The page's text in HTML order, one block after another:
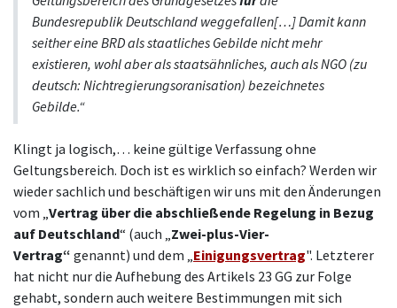
Bundesrepublik Deutschland weggefallen[…] Damit kann
seither eine BRD als staatliches Gebilde nicht mehr
existieren, wohl aber als staatsähnliches, auch als NGO (zu
deutsch: Nichtregierungsoranisation) bezeichnetes
Gebilde.“
Klingt ja logisch,… keine gültige Verfassung ohne
Geltungsbereich. Doch ist es wirklich so einfach? Werden wir
wieder sachlich und beschäftigen wir uns mit den Änderungen
vom „Vertrag über die abschließende Regelung in Bezug
auf Deutschland“ (auch „Zwei-plus-Vier-
Vertrag“ genannt) und dem „Einigungsvertrag". Letzterer
hat nicht nur die Aufhebung des Artikels 23 GG zur Folge
gehabt, sondern auch weitere Bestimmungen mit sich